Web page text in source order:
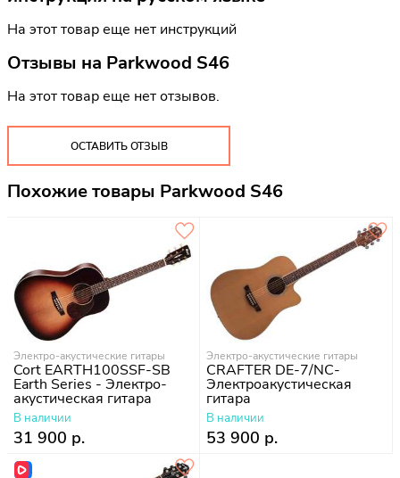
На этот товар еще нет инструкций
Отзывы на Parkwood S46
На этот товар еще нет отзывов.
ОСТАВИТЬ ОТЗЫВ
Похожие товары Parkwood S46
Электро-акустические гитары
Cort EARTH100SSF-SB
Earth Series - Электро-
акустическая гитара
В наличии
31 900 р.
Электро-акустические гитары
CRAFTER DE-7/NС-
Электроакустическая
гитара
В наличии
53 900 р.